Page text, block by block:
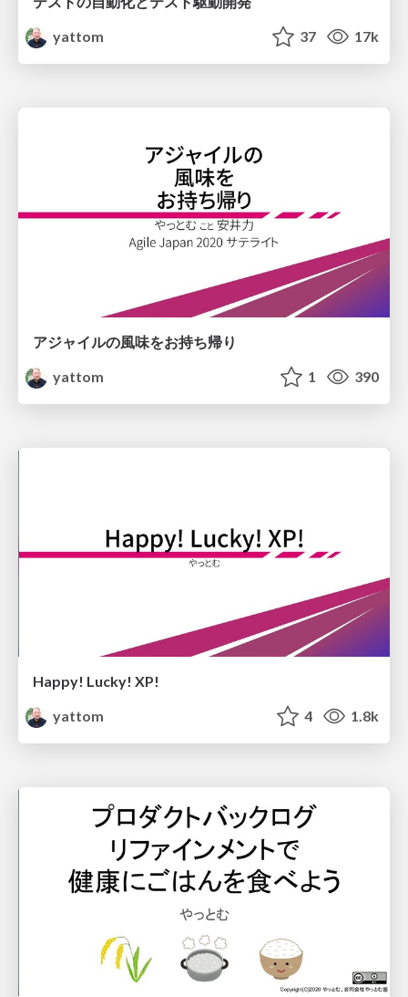
yattom
37 17k
アジャイルの風味をお持ち帰り
yattom
1 390
Happy! Lucky! XP!
yattom
4 1.8k